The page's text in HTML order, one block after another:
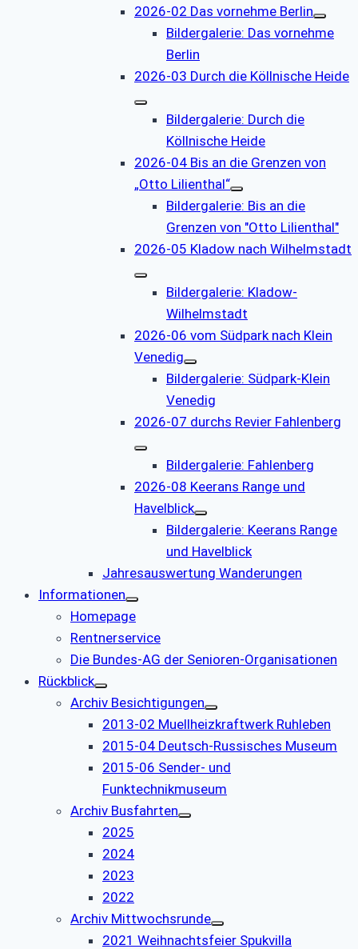
2026-02 Das vornehme Berlin
Bildergalerie: Das vornehme
Berlin
2026-03 Durch die Köllnische Heide
Bildergalerie: Durch die
Köllnische Heide
2026-04 Bis an die Grenzen von
„Otto Lilienthal“
Bildergalerie: Bis an die
Grenzen von "Otto Lilienthal"
2026-05 Kladow nach Wilhelmstadt
Bildergalerie: Kladow-
Wilhelmstadt
2026-06 vom Südpark nach Klein
Venedig
Bildergalerie: Südpark-Klein
Venedig
2026-07 durchs Revier Fahlenberg
Bildergalerie: Fahlenberg
2026-08 Keerans Range und
Havelblick
Bildergalerie: Keerans Range
und Havelblick
Jahresauswertung Wanderungen
Informationen
Homepage
Rentnerservice
Die Bundes-AG der Senioren-Organisationen
Rückblick
Archiv Besichtigungen
2013-02 Muellheizkraftwerk Ruhleben
2015-04 Deutsch-Russisches Museum
2015-06 Sender- und
Funktechnikmuseum
Archiv Busfahrten
2025
2024
2023
2022
Archiv Mittwochsrunde
2021 Weihnachtsfeier Spukvilla